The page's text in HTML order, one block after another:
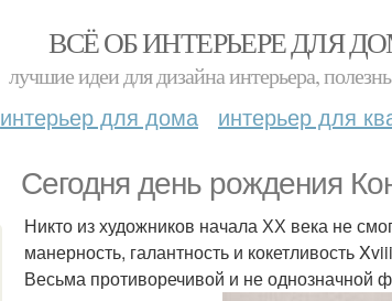
ВСЁ ОБ ИНТЕРЬЕРЕ ДЛЯ
лучшие идеи для дизайна интерьера,
интерьер для дома интерьер для
Сегодня день рождения
Никто из художников начала ХХ века не
манерность, галантность и кокетливость
Весьма противоречивой и не однозначной